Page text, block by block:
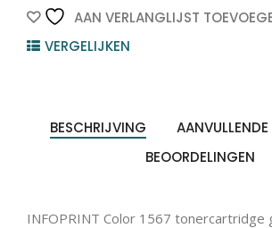
14.000vel
quantity
AAN VERLANGLIJST
VERGELIJKEN
BESCHRIJVING
BEOORDELINGEN
INFOPRINT Color 1567 tonercartridge